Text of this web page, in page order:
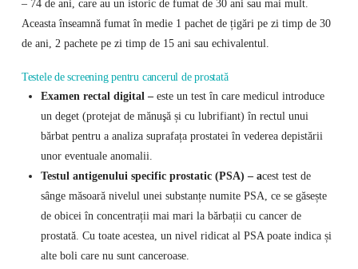
– 74 de ani, care au un istoric de fumat de 30 ani sau mai mult.
Aceasta înseamnă fumat în medie 1 pachet de țigări pe zi timp de 30
de ani, 2 pachete pe zi timp de 15 ani sau echivalentul.
Testele de screening pentru cancerul de prostată
Examen rectal digital –este un test în care medicul introduce
un deget (protejat de mănuşă și cu lubrifiant) în rectul unui
bărbat pentru a analiza suprafața prostatei în vederea depistării
unor eventuale anomalii.
Testul antigenului specific prostatic (PSA) – acest test de
sânge măsoară nivelul unei substanțe numite PSA, ce se găsește
de obicei în concentrații mai mari la bărbații cu cancer de
prostată. Cu toate acestea, un nivel ridicat al PSA poate indica și
alte boli care nu sunt canceroase.